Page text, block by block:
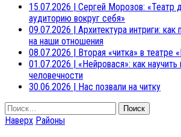
15.07.2026 | Сергей Морозов: «Театр
аудиторию вокруг себя»
09.07.2026 | Архитектура интриги:
на наши отношения
08.07.2026 | Вторая «читка» в театре
01.07.2026 | «Нейровася»: как научить
человечности
30.06.2026 | Нас позвали на читку
Найти:
Наверх Районы